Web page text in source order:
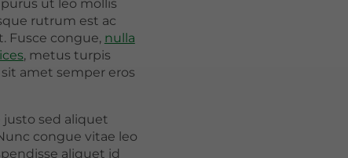
ut leo mollis
rutrum est ac
Fusce congue, nulla
, metus turpis
amet semper eros
sed aliquet
congue vitae leo
aliquet id